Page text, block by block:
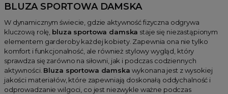
BLUZA SPORTOWA DAMSKA
W dynamicznym świecie, gdzie aktywność fizyczna odgrywa
kluczową rolę, bluza sportowa damska staje się niezastąpionym
elementem garderoby każdej kobiety. Zapewnia ona nie tylko
komfort i funkcjonalność, ale również stylowy wygląd, który
sprawdza się zarówno na siłowni, jak i podczas codziennych
aktywności. Bluza sportowa damska wykonana jest z wysokiej
jakości materiałów, które zapewniają doskonałą oddychalność i
odprowadzanie wilgoci, co jest niezwykle ważne podczas